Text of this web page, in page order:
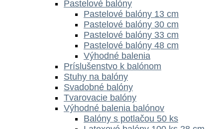
Pastelové balóny
Pastelové balóny 13 cm
Pastelové balóny 30 cm
Pastelové balóny 33 cm
Pastelové balóny 48 cm
Výhodné balenia
Príslušenstvo k balónom
Stuhy na balóny
Svadobné balóny
Tvarovacie balóny
Výhodné balenia balónov
Balóny s potlačou 50 ks